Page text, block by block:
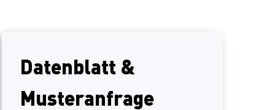
Datenblatt &
Musteranfrage